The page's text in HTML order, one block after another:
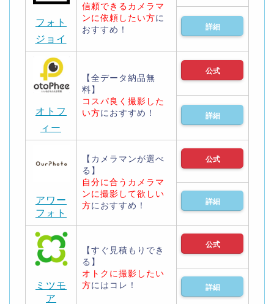
フォト
ジョイ
信頼できるカメラマ
ンに依頼したい方に
おすすめ！
詳細
オトフ
ィー
【全データ納品無
料】
コスパ良く撮影した
い方におすすめ！
公式
詳細
アワー
フォト
【カメラマンが選べ
る】
自分に合うカメラマ
ンに撮影して欲しい
方におすすめ！
公式
詳細
ミツモ
ア
【すぐ見積もりでき
る】
オトクに撮影したい
方にはコレ！
公式
詳細